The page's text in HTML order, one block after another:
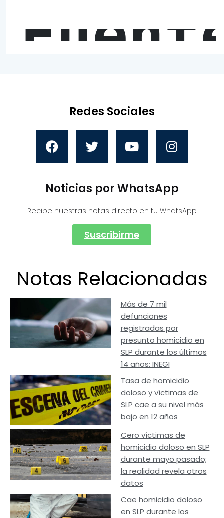
Redes Sociales
Noticias por WhatsApp
Recibe nuestras notas directo en tu WhatsApp
Suscribirme
Notas Relacionadas
Más de 7 mil
defunciones
registradas por
presunto homicidio en
SLP durante los últimos
14 años: INEGI
Tasa de homicidio
doloso y víctimas de
SLP cae a su nivel más
bajo en 12 años
Cero víctimas de
homicidio doloso en SLP
durante mayo pasado;
la realidad revela otros
datos
Cae homicidio doloso
en SLP durante los